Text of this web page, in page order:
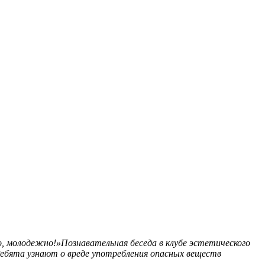
молодежно!»Познавательная беседа в клубе эстетического
узнают о вреде употребления опасных веществ